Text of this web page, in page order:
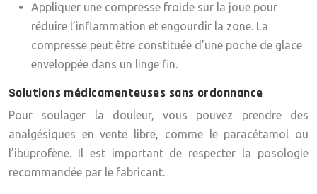
Appliquer une compresse froide sur la joue pour
réduire l’inflammation et engourdir la zone. La
compresse peut être constituée d’une poche de glace
enveloppée dans un linge fin.
Solutions médicamenteuses sans ordonnance
Pour soulager la douleur, vous pouvez prendre des
analgésiques en vente libre, comme le paracétamol ou
l’ibuprofène. Il est important de respecter la posologie
recommandée par le fabricant.